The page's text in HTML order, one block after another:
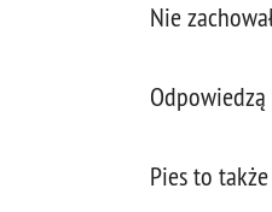
Nie
Pies to